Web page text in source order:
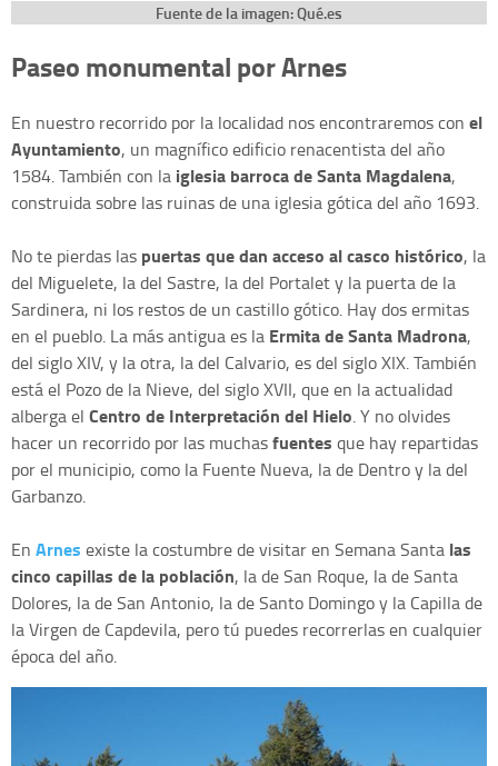
Fuente de la imagen: Qué.es
Paseo monumental por Arnes
En nuestro recorrido por la localidad nos encontraremos con el
Ayuntamiento, un magnífico edificio renacentista del año
1584. También con la iglesia barroca de Santa Magdalena,
construida sobre las ruinas de una iglesia gótica del año 1693.
No te pierdas las puertas que dan acceso al casco histórico, la
del Miguelete, la del Sastre, la del Portalet y la puerta de la
Sardinera, ni los restos de un castillo gótico. Hay dos ermitas
en el pueblo. La más antigua es la Ermita de Santa Madrona,
del siglo XIV, y la otra, la del Calvario, es del siglo XIX. También
está el Pozo de la Nieve, del siglo XVII, que en la actualidad
alberga el Centro de Interpretación del Hielo. Y no olvides
hacer un recorrido por las muchasfuentes que hay repartidas
por el municipio, como la Fuente Nueva, la de Dentro y la del
Garbanzo.
En Arnes existe la costumbre de visitar en Semana Santa las
cinco capillas de la población, la de San Roque, la de Santa
Dolores, la de San Antonio, la de Santo Domingo y la Capilla de
la Virgen de Capdevila, pero tú puedes recorrerlas en cualquier
época del año.